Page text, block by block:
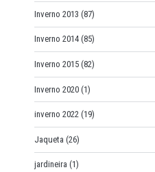
Inverno 2013 (87)
Inverno 2014 (85)
Inverno 2015 (82)
Inverno 2020 (1)
inverno 2022 (19)
Jaqueta (26)
jardineira (1)